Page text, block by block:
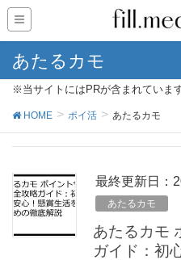
あたるカモ
※当サイトにはPRが含まれています
HOME ポイ活 あたるカモ
最終更新日：
あたるカモ
あたるカモ
ガイド：初